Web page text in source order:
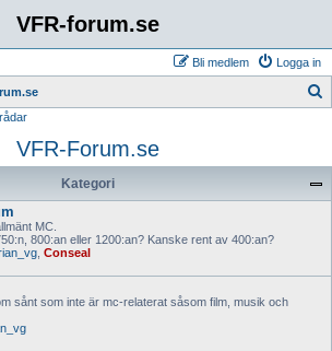
VFR-forum.se
Logga in
Bli medlem
VFR-Forum.se
Kategori
MC.
800:an eller 1200:an? Kanske rent av 400:an?
Conseal
sånt som inte är mc-relaterat såsom film, musik och